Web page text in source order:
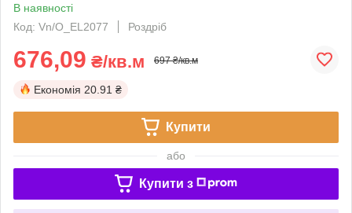
В наявності
Код: Vn/O_EL2077
Роздріб
676,09 ₴/кв.м 697 ₴/кв.м
Економія 20.91 ₴
Купити
або
Купити з